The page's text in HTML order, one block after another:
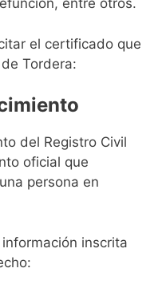
entre otros.
el certificado que
Tordera:
del Registro Civil
oficial que
persona en
inscrita